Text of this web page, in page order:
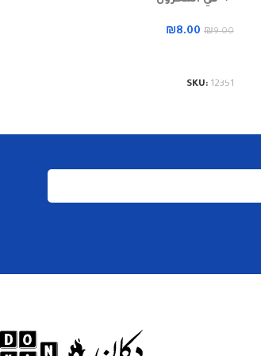
₪9.00
₪8.00
SKU: 12351